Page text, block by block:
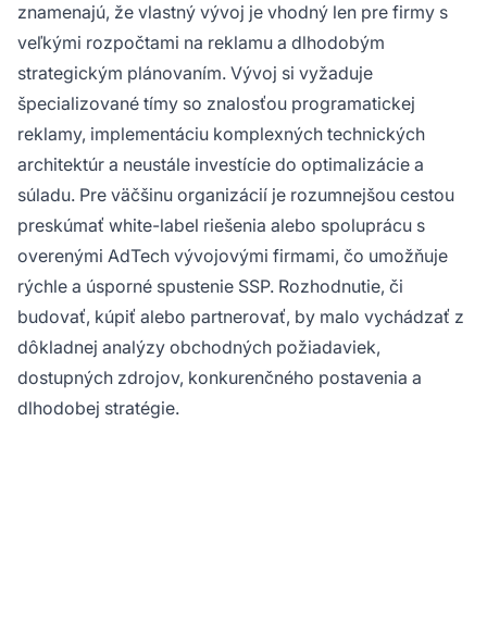
znamenajú, že vlastný vývoj je vhodný len pre firmy s
veľkými rozpočtami na reklamu a dlhodobým
strategickým plánovaním. Vývoj si vyžaduje
špecializované tímy so znalosťou programatickej
reklamy, implementáciu komplexných technických
architektúr a neustále investície do optimalizácie a
súladu. Pre väčšinu organizácií je rozumnejšou cestou
preskúmať white-label riešenia alebo spoluprácu s
overenými AdTech vývojovými firmami, čo umožňuje
rýchle a úsporné spustenie SSP. Rozhodnutie, či
budovať, kúpiť alebo partnerovať, by malo vychádzať z
dôkladnej analýzy obchodných požiadaviek,
dostupných zdrojov, konkurenčného postavenia a
dlhodobej stratégie.